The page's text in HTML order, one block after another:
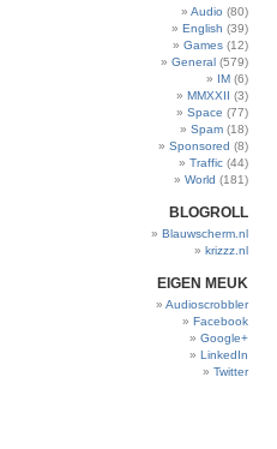
Audio (80)
English (39)
Games (12)
General (579)
IM (6)
MMXXII (3)
Space (77)
Spam (18)
Sponsored (8)
Traffic (44)
World (181)
BLOGROLL
Blauwscherm.nl
krizzz.nl
EIGEN MEUK
Audioscrobbler
Facebook
Google+
LinkedIn
Twitter